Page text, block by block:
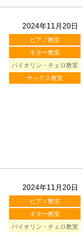
2024年11月20日
ピアノ教室
ギター教室
バイオリン・チェロ教室
サックス教室
2024年11月20日
ピアノ教室
ギター教室
バイオリン・チェロ教室